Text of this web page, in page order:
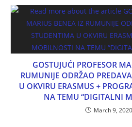
GOSTUJUĆI PROFESOR
RUMUNIJE ODRŽAO
U OKVIRU ERASMUS +
NA TEMU “DIGITALNI
March 9, 2020